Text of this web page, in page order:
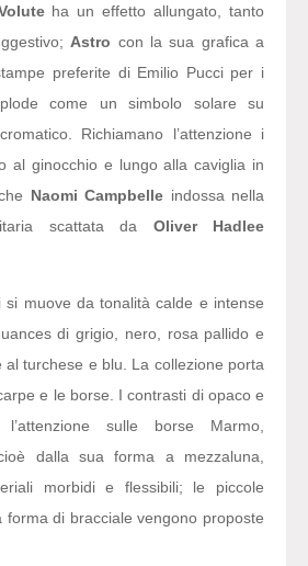
ha un effetto allungato, tanto
Astro con la sua grafica a
preferite di Emilio Pucci per i
come un simbolo solare su
Richiamano l’attenzione i
al ginocchio e lungo alla caviglia in
Naomi Campbelle indossa nella
scattata da Oliver Hadlee
si muove da tonalità calde e intense
di grigio, nero, rosa pallido e
turchese e blu. La collezione porta
e le borse. I contrasti di opaco e
l’attenzione sulle borse Marmo,
dalla sua forma a mezzaluna,
morbidi e flessibili; le piccole
forma di bracciale vengono proposte